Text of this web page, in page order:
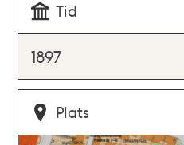
Tid
1897
Plats